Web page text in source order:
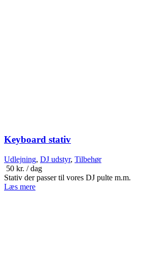
Keyboard stativ
Udlejning, DJ udstyr, Tilbehør
50 kr. / dag
Stativ der passer til vores DJ pulte m.m.
Læs mere